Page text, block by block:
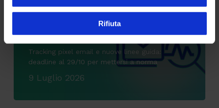
Rifiuta
Tracking pixel email e nuove linee guida:
deadline al 29/10 per mettersi a norma
9 Luglio 2026